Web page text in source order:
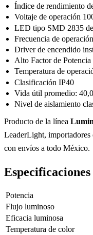
Índice de rendimiento
Voltaje de operación
LED tipo SMD 2835
Frecuencia de
Driver de encendido
Alto Factor de
Temperatura de
Clasificación IP40
Vida útil promedio:
Nivel de aislamiento
Producto de la línea
LeaderLight,
con envíos a todo México.
Potencia
Flujo luminoso
Eficacia luminosa
Temperatura de color